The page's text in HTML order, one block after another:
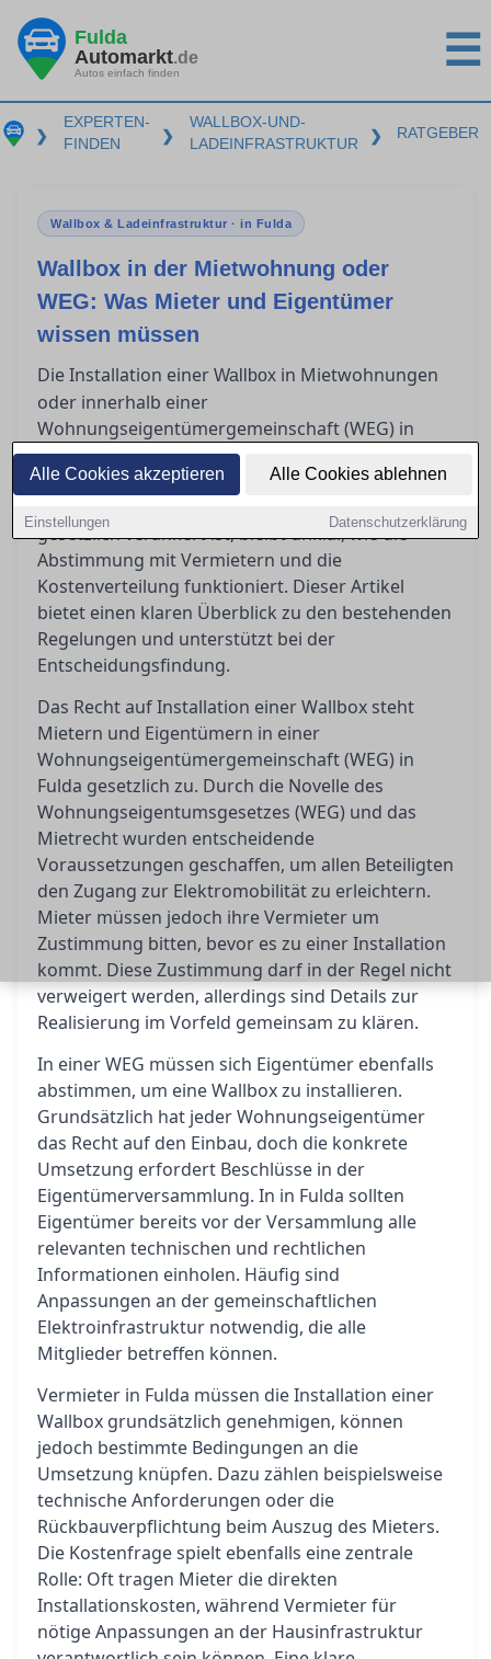
Alle Cookies akzeptieren Alle Cookies ablehnen
Einstellungen Datenschutzerklärung
Fulda
Automarkt.de
Autos einfach finden ☰
❯
EXPERTEN-
FINDEN
❯
WALLBOX-UND-
LADEINFRASTRUKTUR
❯ RATGEBER
Wallbox & Ladeinfrastruktur · in Fulda
Wallbox in der Mietwohnung oder
WEG: Was Mieter und Eigentümer
wissen müssen
Die Installation einer Wallbox in Mietwohnungen
oder innerhalb einer
Wohnungseigentümergemeinschaft (WEG) in
Fulda wirft viele rechtliche und technische Fragen
für Mieter und Eigentümer auf. Während das
gesetzlich verankert ist, bleibt unklar, wie die
Abstimmung mit Vermietern und die
Kostenverteilung funktioniert. Dieser Artikel
bietet einen klaren Überblick zu den bestehenden
Regelungen und unterstützt bei der
Entscheidungsfindung.
Das Recht auf Installation einer Wallbox steht
Mietern und Eigentümern in einer
Wohnungseigentümergemeinschaft (WEG) in
Fulda gesetzlich zu. Durch die Novelle des
Wohnungseigentumsgesetzes (WEG) und das
Mietrecht wurden entscheidende
Voraussetzungen geschaffen, um allen Beteiligten
den Zugang zur Elektromobilität zu erleichtern.
Mieter müssen jedoch ihre Vermieter um
Zustimmung bitten, bevor es zu einer Installation
kommt. Diese Zustimmung darf in der Regel nicht
verweigert werden, allerdings sind Details zur
Realisierung im Vorfeld gemeinsam zu klären.
In einer WEG müssen sich Eigentümer ebenfalls
abstimmen, um eine Wallbox zu installieren.
Grundsätzlich hat jeder Wohnungseigentümer
das Recht auf den Einbau, doch die konkrete
Umsetzung erfordert Beschlüsse in der
Eigentümerversammlung. In in Fulda sollten
Eigentümer bereits vor der Versammlung alle
relevanten technischen und rechtlichen
Informationen einholen. Häufig sind
Anpassungen an der gemeinschaftlichen
Elektroinfrastruktur notwendig, die alle
Mitglieder betreffen können.
Vermieter in Fulda müssen die Installation einer
Wallbox grundsätzlich genehmigen, können
jedoch bestimmte Bedingungen an die
Umsetzung knüpfen. Dazu zählen beispielsweise
technische Anforderungen oder die
Rückbauverpflichtung beim Auszug des Mieters.
Die Kostenfrage spielt ebenfalls eine zentrale
Rolle: Oft tragen Mieter die direkten
Installationskosten, während Vermieter für
nötige Anpassungen an der Hausinfrastruktur